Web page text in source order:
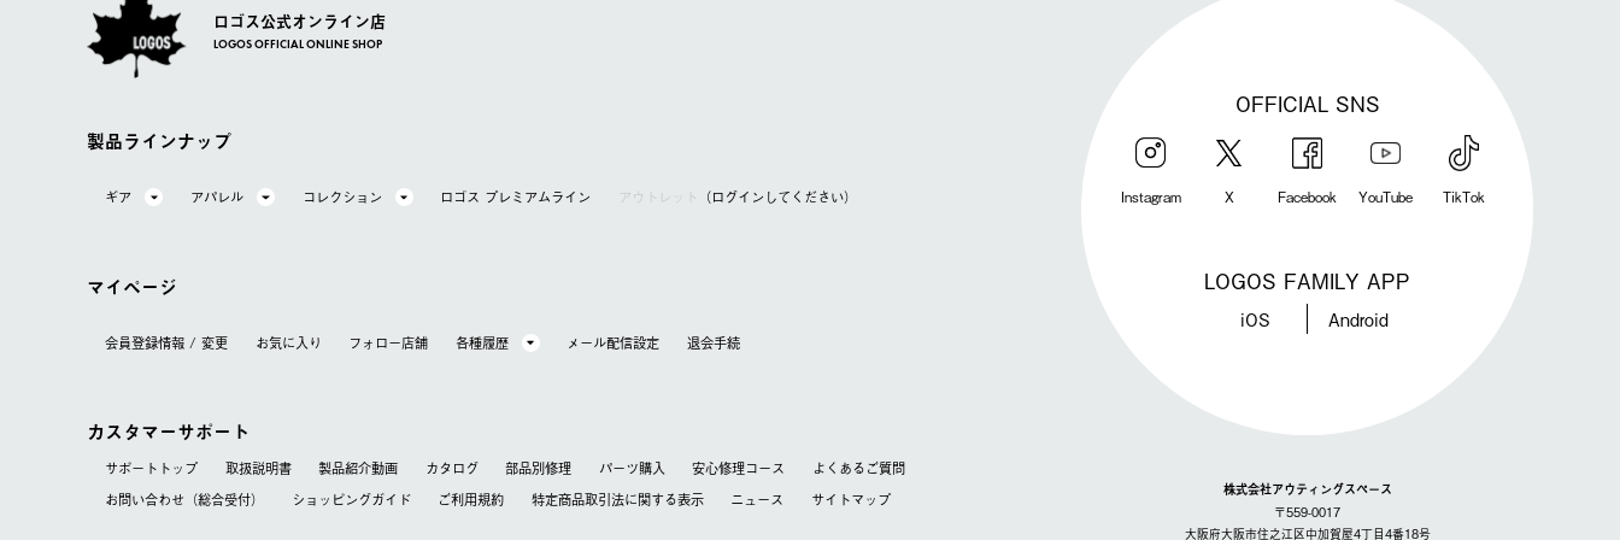
ロゴス公式オンライン店
LOGOS OFFICIAL ONLINE SHOP
製品ラインナップ
ギア アパレル コレクション ロゴス プレミアムライン アウトレット （ログインしてください）
マイページ
会員登録情報 / 変更 お気に⼊り フォロー店舗 各種履歴 メール配信設定 退会⼿続
カスタマーサポート
サポートトップ 取扱説明書 製品紹介動画 カタログ 部品別修理 パーツ購入 安心修理コース
よくあるご質問
お問い合わせ（総合受付）
ショッピングガイド ご利用規約 特定商品取引法に関する表⽰ ニュース サイトマップ
OFFICIAL SNS
Instagram X Facebook YouTube TikTok
LOGOS FAMILY APP
iOS Android
株式会社アウティングスペース
〒559-0017
大阪府大阪市住之江区中加賀屋4丁目4番18号